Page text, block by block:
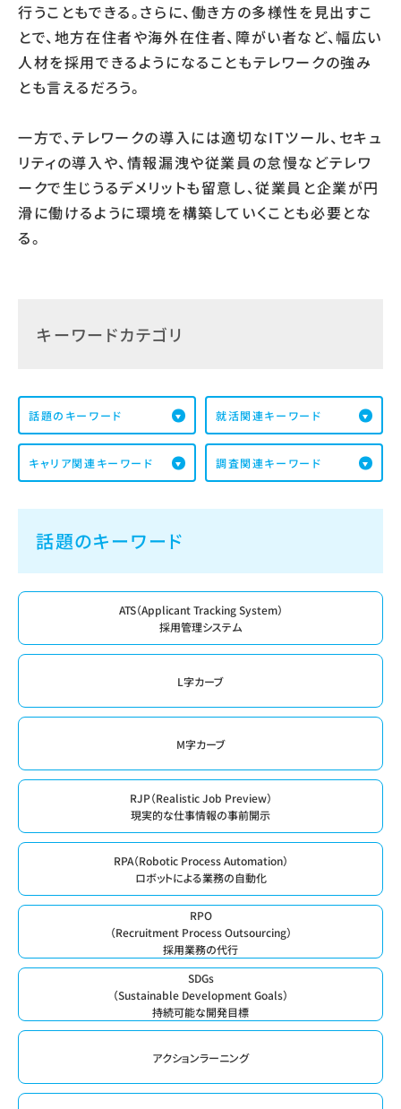
行うこともできる。さらに、働き方の多様性を見出すこ
とで、地方在住者や海外在住者、障がい者など、幅広い
人材を採用できるようになることもテレワークの強み
とも言えるだろう。
一方で、テレワークの導入には適切なITツール、セキュ
リティの導入や、情報漏洩や従業員の怠慢などテレワ
ークで生じうるデメリットも留意し、従業員と企業が円
滑に働けるように環境を構築していくことも必要とな
る。
キーワードカテゴリ
話題のキーワード 就活関連キーワード
キャリア関連キーワード 調査関連キーワード
話題のキーワード
ATS（Applicant Tracking System）
採用管理システム
L字カーブ
M字カーブ
RJP（Realistic Job Preview）
現実的な仕事情報の事前開示
RPA（Robotic Process Automation）
ロボットによる業務の自動化
RPO
（Recruitment Process Outsourcing）
採用業務の代行
SDGs
（Sustainable Development Goals）
持続可能な開発目標
アクションラーニング